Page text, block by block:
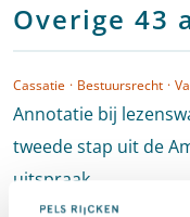
Overige 43
Cassatie · Bestuursrecht ·
Annotatie bij
tweede stap uit de
uitspraak
12 november 2025